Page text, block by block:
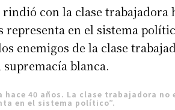
con la clase trabajadora
en el sistema
enemigos de la clase
blanca.
40 años. La clase trabajadora
en el sistema político”.